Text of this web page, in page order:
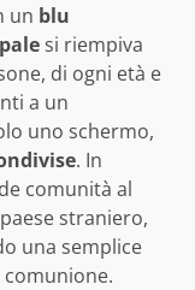
un blu
si riempiva
di ogni età e
a un
uno schermo,
. In
comunità al
straniero,
una semplice